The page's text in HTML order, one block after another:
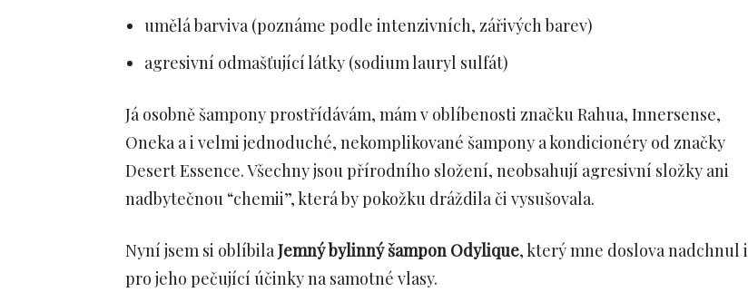
umělá barviva (poznáme podle intenzivních, zářivých barev)
agresivní odmašťující látky (sodium lauryl sulfát)
Já osobně šampony prostřídávám, mám v oblíbenosti značku Rahua, Innersense,
Oneka a i velmi jednoduché, nekomplikované šampony a kondicionéry od značky
Desert Essence. Všechny jsou přírodního složení, neobsahují agresivní složky ani
nadbytečnou “chemii”, která by pokožku dráždila či vysušovala.
Nyní jsem si oblíbilaJemný bylinný šampon Odylique, který mne doslova nadchnul i
pro jeho pečující účinky na samotné vlasy.